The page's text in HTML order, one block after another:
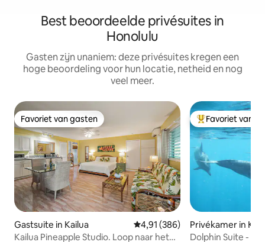
Best beoordeelde privésuites in
Honolulu
Gasten zijn unaniem: deze privésuites kregen een
hoge beoordeling voor hun locatie, netheid en nog
veel meer.
Favoriet van gasten
Favoriet van gasten
Gastsuite in Kailua Gemiddelde beoordeling van
4,91 (386)
Kailua Pineapple Studio. Loop naar het
Topfavoriet van
Favoriet van
Privékamer in
Dolphin Suite -